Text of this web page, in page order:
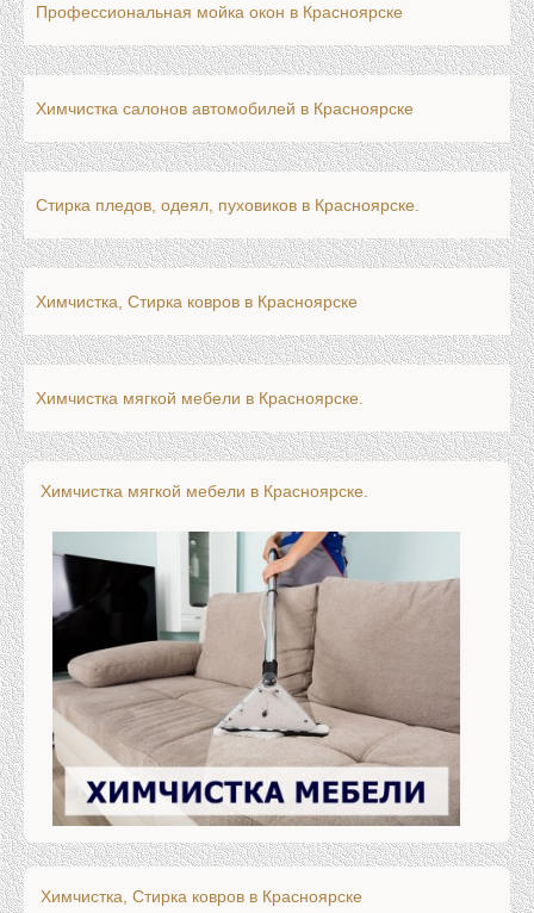
Профессиональная мойка окон в Красноярске
Химчистка салонов автомобилей в Красноярске
Cтирка пледов, одеял, пуховиков в Красноярске.
Химчистка, Стирка ковров в Красноярске
Химчистка мягкой мебели в Красноярске.
Химчистка мягкой мебели в Красноярске.
Химчистка, Стирка ковров в Красноярске